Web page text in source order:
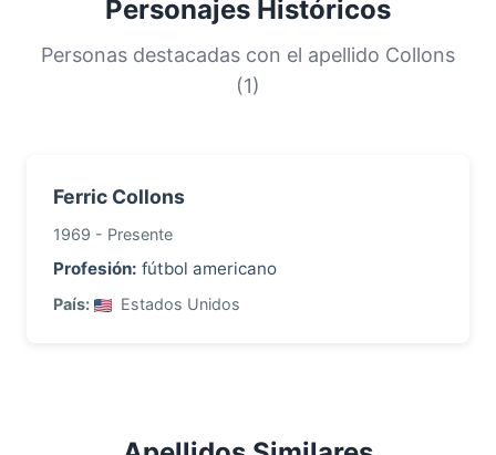
población. Esta distribución nos ayuda a
comprender los orígenes y la historia
migratoria de las familias con este apellido.
Personajes Históricos
Personas destacadas con el apellido Collons
(1)
Ferric Collons
1969 - Presente
Profesión: fútbol americano
País: Estados Unidos